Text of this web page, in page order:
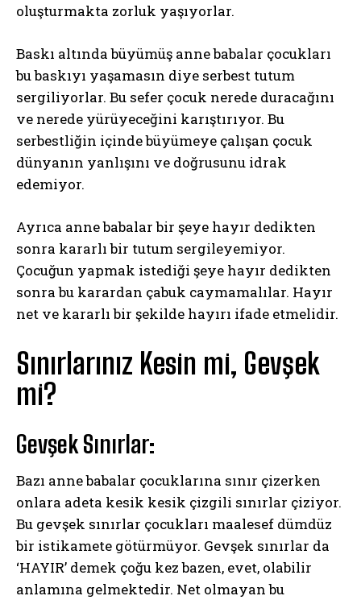
oluşturmakta zorluk yaşıyorlar.
Baskı altında büyümüş anne babalar çocukları
bu baskıyı yaşamasın diye serbest tutum
sergiliyorlar. Bu sefer çocuk nerede duracağını
ve nerede yürüyeceğini karıştırıyor. Bu
serbestliğin içinde büyümeye çalışan çocuk
dünyanın yanlışını ve doğrusunu idrak
edemiyor.
Ayrıca anne babalar bir şeye hayır dedikten
sonra kararlı bir tutum sergileyemiyor.
Çocuğun yapmak istediği şeye hayır dedikten
sonra bu karardan çabuk caymamalılar. Hayır
net ve kararlı bir şekilde hayırı ifade etmelidir.
Sınırlarınız Kesin mi, Gevşek
mi?
Gevşek Sınırlar:
Bazı anne babalar çocuklarına sınır çizerken
onlara adeta kesik kesik çizgili sınırlar çiziyor.
Bu gevşek sınırlar çocukları maalesef dümdüz
bir istikamete götürmüyor. Gevşek sınırlar da
‘HAYIR’ demek çoğu kez bazen, evet, olabilir
anlamına gelmektedir. Net olmayan bu